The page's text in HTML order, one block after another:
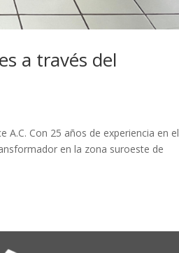
a través del
Con 25 años de experiencia en el
en la zona suroeste de